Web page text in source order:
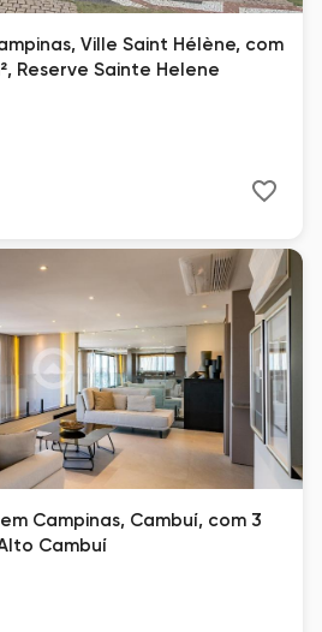
Ville Saint Hélène, com
Reserve Sainte Helene
Campinas, Cambuí, com 3
Cambuí